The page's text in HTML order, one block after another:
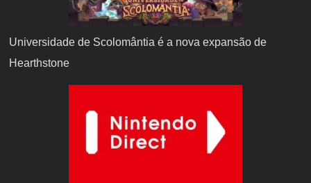
Universidade de Scolomântia é a nova expansão de
Hearthstone